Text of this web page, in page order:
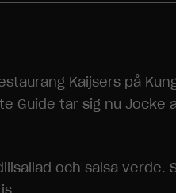
Kaijsers på
Guide tar sig nu Jocke
och salsa verde.